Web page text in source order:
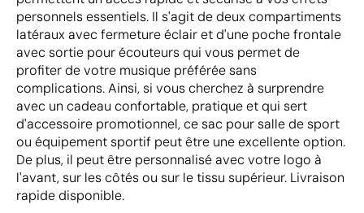
personnels essentiels. Il s'agit de deux compartiments
latéraux avec fermeture éclair et d'une poche frontale
avec sortie pour écouteurs qui vous permet de
profiter de votre musique préférée sans
complications. Ainsi, si vous cherchez à surprendre
avec un cadeau confortable, pratique et qui sert
d'accessoire promotionnel, ce sac pour salle de sport
ou équipement sportif peut être une excellente option.
De plus, il peut être personnalisé avec votre logo à
l'avant, sur les côtés ou sur le tissu supérieur. Livraison
rapide disponible.